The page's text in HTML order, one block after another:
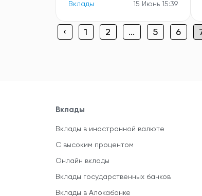
Вклады 15 Июнь 15:39
‹ 1 2 ... 5 6
Вклады
Вклады в иностранной валюте
С высоким процентом
Онлайн вклады
Вклады государственных банков
Вклады в Алокабанке